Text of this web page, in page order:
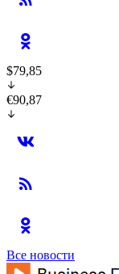
$79,85
€90,87
Все новости